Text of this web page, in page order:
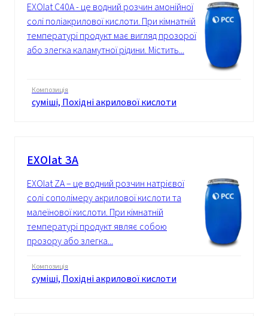
EXOlat C40A - це водний розчин амонійної
солі поліакрилової кислоти. При кімнатній
температурі продукт має вигляд прозорої
або злегка каламутної рідини. Містить...
Композиція
суміші, Похідні акрилової кислоти
EXOlat ЗА
EXOlat ZA – це водний розчин натрієвої
солі сополімеру акрилової кислоти та
малеїнової кислоти. При кімнатній
температурі продукт являє собою
прозору або злегка...
Композиція
суміші, Похідні акрилової кислоти